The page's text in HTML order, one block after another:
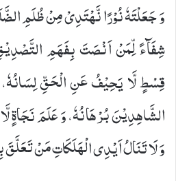
وَ جَعَلْتَهٗ نُوْرًا نَّهْتَدِیْ مِنْ ظُلَمِ
شِفَآءً لِّمَنْ اَنْصَتَ بِفَهَمِ
قِسْطٍ لَّا یَحِیْفُ عَنِ الْحَقِّ
الشَّاهِدِیْنَ بُرْهَانُهٗ، وَ عَلَمَ
وَ لَا تَنَالُ اَیْدِی الْهَلَكَاتِ مَنْ